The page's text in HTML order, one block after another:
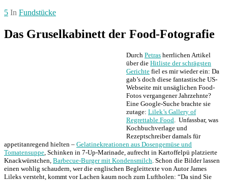
5 In Fundstücke
Das Gruselkabinett der Food-Fotografie
Durch Petras herrlichen Artikel
über die Hitliste der schrägsten
Gerichte fiel es mir wieder ein: Da
gab’s doch diese fantastische US-
Webseite mit unsäglichen Food-
Fotos vergangener Jahrzehnte?
Eine Google-Suche brachte sie
zutage: Lilek’s Gallery of
Regrettable Food . Unfassbar, was
Kochbuchverlage und
Rezeptschreiber damals für
appetitanregend hielten – Gelatinekreationen aus Dosengemüse und
Tomatensuppe , Schinken in 7-Up-Marinade, aufrecht in Kartoffelpü platzierte
Knackwürstchen, Barbecue-Burger mit Kondensmilch . Schon die Bilder lassen
einen wohlig schaudern, wer die englischen Begleittexte von Autor James
Lileks versteht, kommt vor Lachen kaum noch zum Luftholen: “Da sind Sie